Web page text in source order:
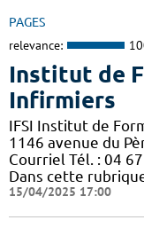
PAGES
relevance:
Institut de
Infirmiers
IFSI Institut de
1146 avenue du
Courriel Tél. : 04
Dans cette
15/04/2025 17:00